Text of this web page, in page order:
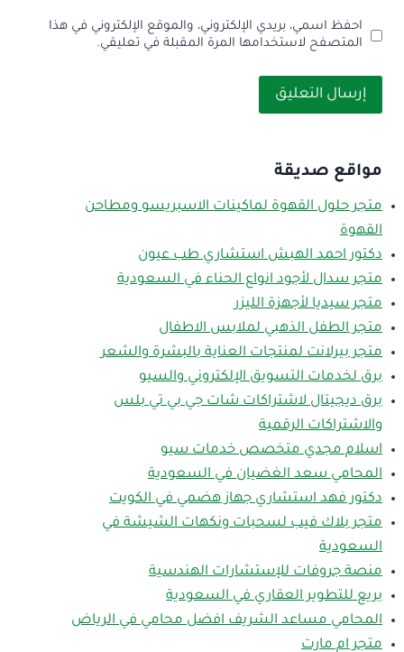
احفظ اسمي، بريدي الإلكتروني، والموقع الإلكتروني في هذا
المتصفح لاستخدامها المرة المقبلة في تعليقي.
مواقع صديقة
متجر حلول القهوة لماكينات الاسبريسو ومطاحن
القهوة
دكتور احمد الهبش استشاري طب عيون
متجر سدال لأجود انواع الحناء في السعودية
متجر سيديا لأجهزة الليزر
متجر الطفل الذهبي لملابس الاطفال
متجر بيرلانت لمنتجات العناية بالبشرة والشعر
برق لخدمات التسويق الإلكتروني والسيو
برق ديجيتال لاشتراكات شات جي بي تي بلس
والاشتراكات الرقمية
اسلام مجدي متخصص خدمات سيو
المحامي سعد الغضيان في السعودية
دكتور فهد استشاري جهاز هضمي في الكويت
متجر بلاك فيب لسحبات ونكهات الشيشة في
السعودية
منصة جروفات للإستشارات الهندسية
بريع للتطوير العقاري في السعودية
المحامي مساعد الشريف افضل محامي في الرياض
متجر ام مارت